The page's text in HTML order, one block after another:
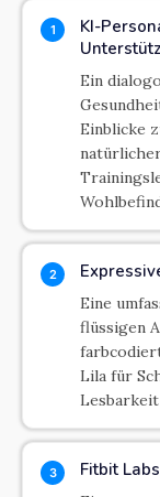
1
KI-
Ein
Einblicke
2
Eine
flüssigen
Lila für
3 Fitbit